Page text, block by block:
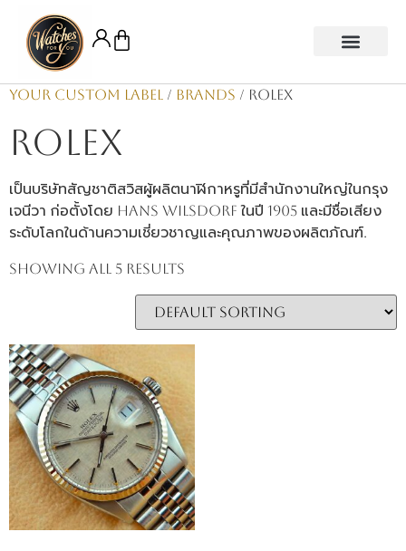
Your Custom Label / Brands / Rolex
Rolex
เป็นบริษัทสัญชาติสวิสผู้ผลิตนาฬิกาหรูที่มีสำนักงานใหญ่ในกรุง
เจนีวา ก่อตั้งโดย Hans Wilsdorf ในปี 1905 และมีชื่อเสียง
ระดับโลกในด้านความเชี่ยวชาญและคุณภาพของผลิตภัณฑ์.
Showing all 5 results